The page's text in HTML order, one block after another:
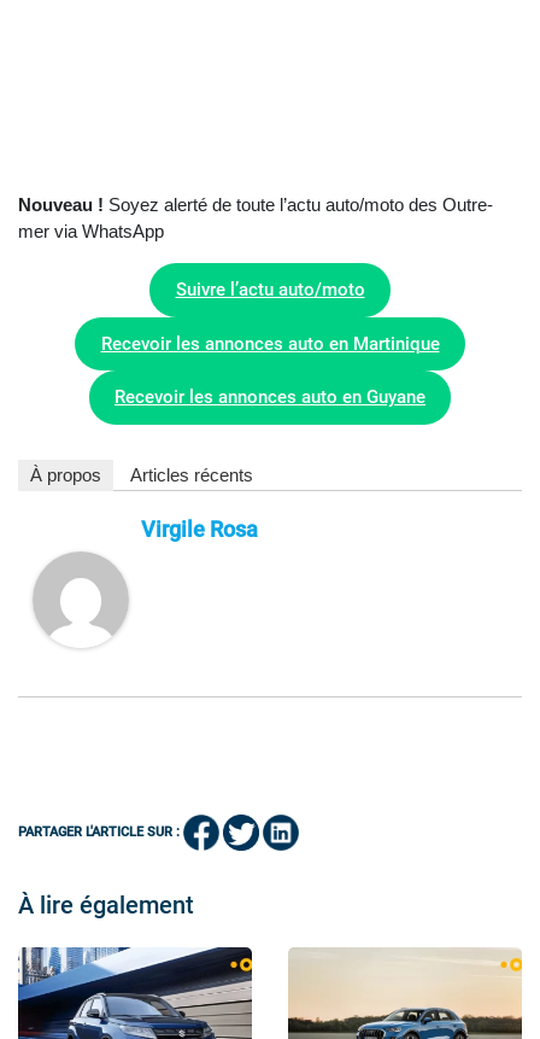
Nouveau ! Soyez alerté de toute l’actu auto/moto des Outre-
mer via WhatsApp
Suivre l’actu auto/moto
Recevoir les annonces auto en Martinique
Recevoir les annonces auto en Guyane
À propos Articles récents
Virgile Rosa
PARTAGER L'ARTICLE SUR :
À lire également